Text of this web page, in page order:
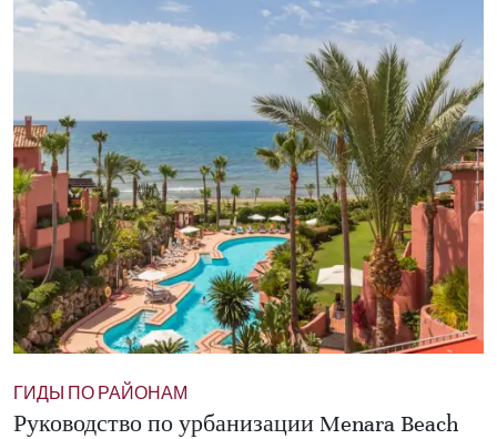
ГИДЫ ПО РАЙОНАМ
Руководство по урбанизации Menara Beach